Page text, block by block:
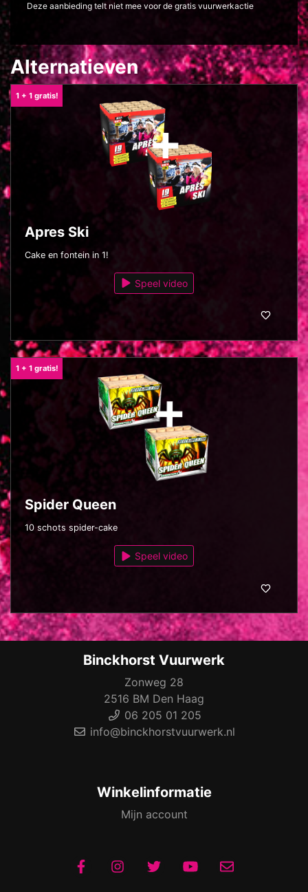
Deze aanbieding telt niet mee voor de gratis vuurwerkactie
Alternatieven
1 + 1 gratis!
Apres Ski
Cake en fontein in 1!
Speel video
1 + 1 gratis!
Spider Queen
10 schots spider-cake
Speel video
Binckhorst Vuurwerk
Zonweg 28
2516 BM Den Haag
06 205 01 205
info@binckhorstvuurwerk.nl
Winkelinformatie
Mijn account